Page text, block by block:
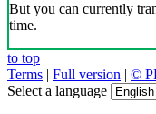
But you can currently
time.
to top
Terms | Full version | ©
Select a language